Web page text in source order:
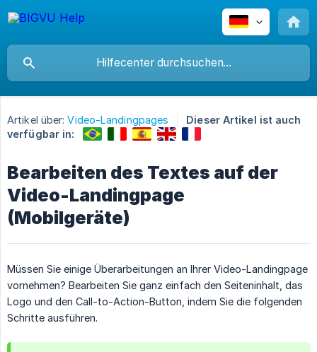
Artikel über: Video-Landingpages
Dieser Artikel ist auch
verfügbar in:
Bearbeiten des Textes auf der
Video-Landingpage
(Mobilgeräte)
Müssen Sie einige Überarbeitungen an Ihrer Video-Landingpage
vornehmen? Bearbeiten Sie ganz einfach den Seiteninhalt, das
Logo und den Call-to-Action-Button, indem Sie die folgenden
Schritte ausführen.